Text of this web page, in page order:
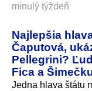
minulý týždeň
Najlepšia
Čaputová,
Pellegrini?
Fica a
Jedna hlava štátu